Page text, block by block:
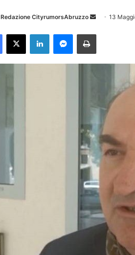
Redazione CityrumorsAbruzzo
i
a
e
a
13